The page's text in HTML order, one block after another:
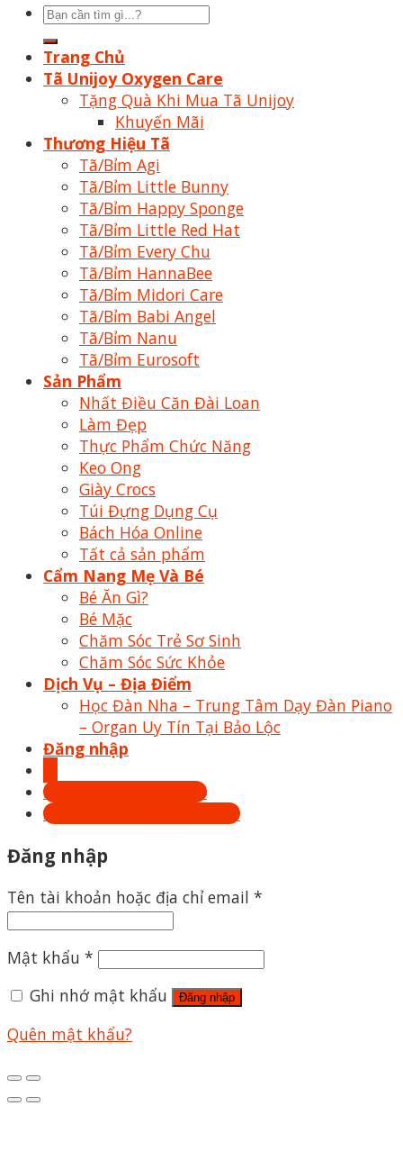
Tìm
kiếm:
Trang Chủ
Tã Unijoy Oxygen Care
Tặng Quà Khi Mua Tã Unijoy
Khuyến Mãi
Thương Hiệu Tã
Tã/Bỉm Agi
Tã/Bỉm Little Bunny
Tã/Bỉm Happy Sponge
Tã/Bỉm Little Red Hat
Tã/Bỉm Every Chu
Tã/Bỉm HannaBee
Tã/Bỉm Midori Care
Tã/Bỉm Babi Angel
Tã/Bỉm Nanu
Tã/Bỉm Eurosoft
Sản Phẩm
Nhất Điều Căn Đài Loan
Làm Đẹp
Thực Phẩm Chức Năng
Keo Ong
Giày Crocs
Túi Đựng Dụng Cụ
Bách Hóa Online
Tất cả sản phẩm
Cẩm Nang Mẹ Và Bé
Bé Ăn Gì?
Bé Mặc
Chăm Sóc Trẻ Sơ Sinh
Chăm Sóc Sức Khỏe
Dịch Vụ – Địa Điểm
Học Đàn Nha – Trung Tâm Dạy Đàn Piano
– Organ Uy Tín Tại Bảo Lộc
Đăng nhập
Hotline: 0879.26.26.04
Shoptrecon.vn@gmail.com
Đăng nhập
Tên tài khoản hoặc địa chỉ email *
Mật khẩu *
Ghi nhớ mật khẩu
Đăng nhập
Quên mật khẩu?